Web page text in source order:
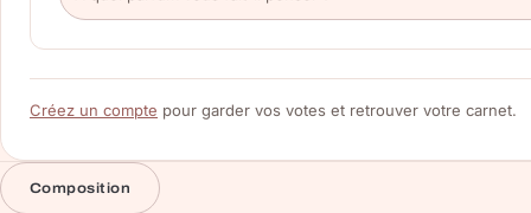
Créez un compte pour garder vos votes et retrouver votre carnet.
Composition